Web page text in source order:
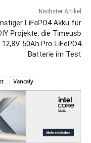
Nächster Artikel
LiFePO4 Akku für
Projekte, die Timeusb
12,8V 50Ah Pro LiFePO4
Batterie im Test
Vancaly